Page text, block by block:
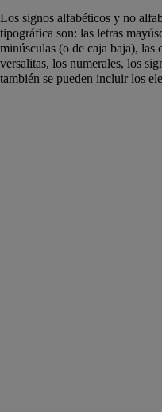
Los signos alfabéticos y no
tipográfica son: las letras
minúsculas (o de caja baja), las
versalitas, los numerales, los
también se pueden incluir los